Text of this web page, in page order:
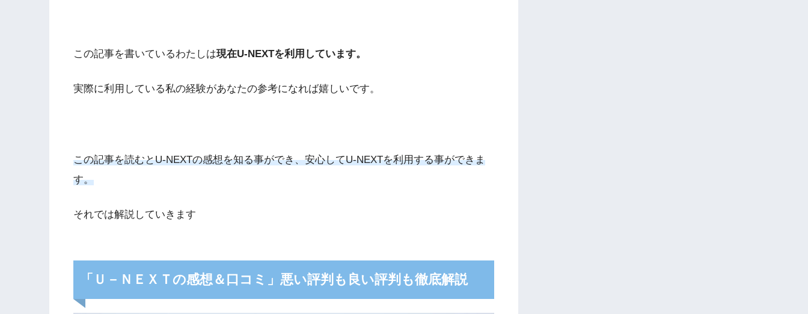
この記事を書いているわたしは現在U-NEXTを利用しています。
実際に利用している私の経験があなたの参考になれば嬉しいです。
この記事を読むとU-NEXTの感想を知る事ができ、安心してU-NEXTを利用する事ができま
す。
それでは解説していきます
「Ｕ－ＮＥＸＴの感想＆口コミ」悪い評判も良い評判も徹底解説